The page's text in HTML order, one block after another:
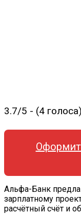
3.7/5 - (4 голоса)
Альфа-Банк
зарплатному
расчётный счёт и